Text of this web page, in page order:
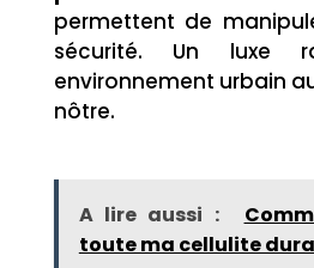
permettent de
sécurité. Un luxe
environnement urbain
nôtre.
A lire aussi :
toute ma cellulite